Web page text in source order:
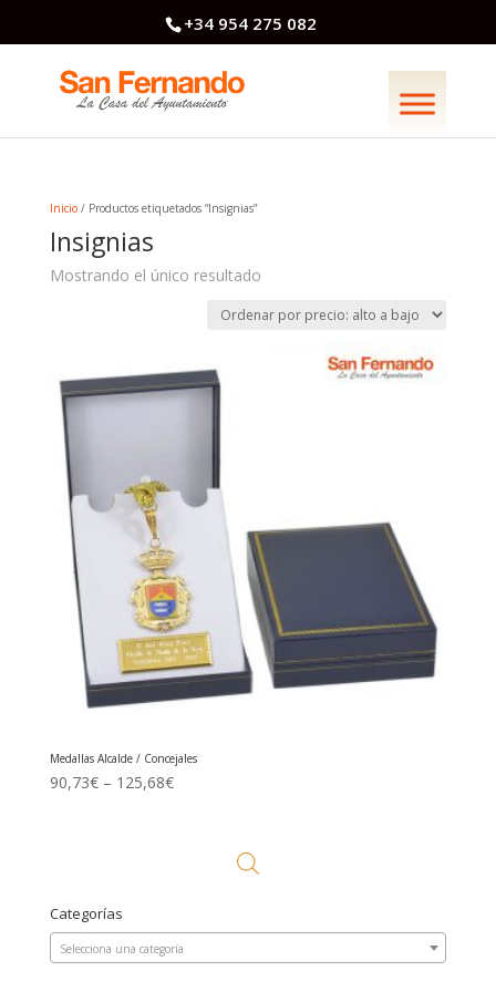
+34 954 275 082
Inicio/ Productos etiquetados “Insignias”
Insignias
Mostrando el único resultado
Medallas Alcalde / Concejales
90,73€– 125,68€
Categorías
Selecciona una categoría